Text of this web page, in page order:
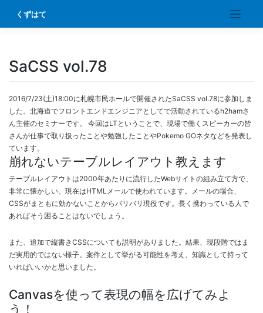
content
くずはて
SaCSS vol.78
2016/7/23(土)18:00に札幌市民ホールで開催されたSaCSS vol.78に参加しま
した。北海道でフロントエンドエンジニアとしてで活動されているh2hamさ
ん主催のセミナーです。 今回はLTということで、現場で働くスピーカーの皆
さんが仕事で取り扱ったことや勉強したことやPokemo GOネタなどを発表し
ています。
崩れないテーブルレイアウト教えます
テーブルレイアウトは2000年あたりに流行したWebサイトの組み立て方で、
非常に懐かしい。現在はHTMLメールで使われています。メールの場合、
CSSがまともに効かないことからバリバリ現役です。長く携わっている人で
あればそう困ることはないでしょう。
また、追加で縦書きCSSについても説明がありました。結果、現段階ではま
だ実用的ではない様子。案件として挙がる可能性を考え、知識として持って
いればいいかと思いました。
Canvasを使って表現の幅を広げてみよ
う！